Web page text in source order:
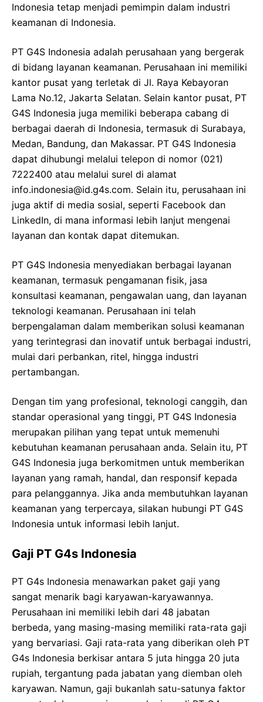
Indonesia tetap menjadi pemimpin dalam industri
keamanan di Indonesia.
PT G4S Indonesia adalah perusahaan yang bergerak
di bidang layanan keamanan. Perusahaan ini memiliki
kantor pusat yang terletak di Jl. Raya Kebayoran
Lama No.12, Jakarta Selatan. Selain kantor pusat, PT
G4S Indonesia juga memiliki beberapa cabang di
berbagai daerah di Indonesia, termasuk di Surabaya,
Medan, Bandung, dan Makassar. PT G4S Indonesia
dapat dihubungi melalui telepon di nomor (021)
7222400 atau melalui surel di alamat
info.indonesia@id.g4s.com. Selain itu, perusahaan ini
juga aktif di media sosial, seperti Facebook dan
LinkedIn, di mana informasi lebih lanjut mengenai
layanan dan kontak dapat ditemukan.
PT G4S Indonesia menyediakan berbagai layanan
keamanan, termasuk pengamanan fisik, jasa
konsultasi keamanan, pengawalan uang, dan layanan
teknologi keamanan. Perusahaan ini telah
berpengalaman dalam memberikan solusi keamanan
yang terintegrasi dan inovatif untuk berbagai industri,
mulai dari perbankan, ritel, hingga industri
pertambangan.
Dengan tim yang profesional, teknologi canggih, dan
standar operasional yang tinggi, PT G4S Indonesia
merupakan pilihan yang tepat untuk memenuhi
kebutuhan keamanan perusahaan anda. Selain itu, PT
G4S Indonesia juga berkomitmen untuk memberikan
layanan yang ramah, handal, dan responsif kepada
para pelanggannya. Jika anda membutuhkan layanan
keamanan yang terpercaya, silakan hubungi PT G4S
Indonesia untuk informasi lebih lanjut.
Gaji PT G4s Indonesia
PT G4s Indonesia menawarkan paket gaji yang
sangat menarik bagi karyawan-karyawannya.
Perusahaan ini memiliki lebih dari 48 jabatan
berbeda, yang masing-masing memiliki rata-rata gaji
yang bervariasi. Gaji rata-rata yang diberikan oleh PT
G4s Indonesia berkisar antara 5 juta hingga 20 juta
rupiah, tergantung pada jabatan yang diemban oleh
karyawan. Namun, gaji bukanlah satu-satunya faktor